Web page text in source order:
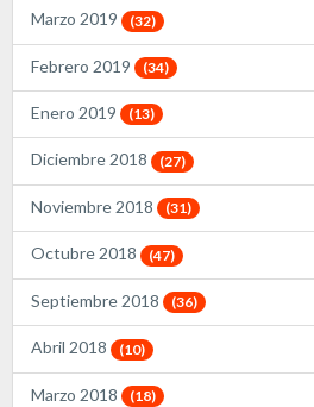
Marzo 2019 (32)
Febrero 2019 (34)
Enero 2019 (13)
Diciembre 2018 (27)
Noviembre 2018 (31)
Octubre 2018 (47)
Septiembre 2018 (36)
Abril 2018 (10)
Marzo 2018 (18)